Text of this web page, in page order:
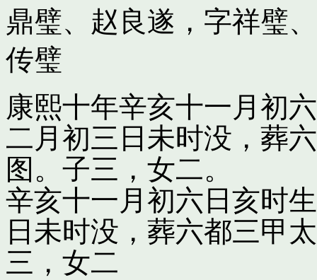
鼎璧、 赵良遂，字祥璧、
传璧
康熙十年辛亥十一月初
二月初三日未时没，葬
图。子三，女二。
辛亥十一月初六日亥时
日未时没，葬六都三甲
三，女二